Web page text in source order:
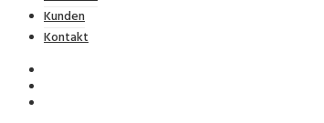
Kunden
Kontakt